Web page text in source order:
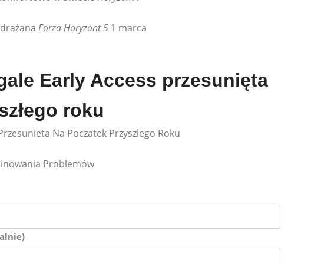
Forza Horyzont 5 1 marca
Early Access przesunięta
roku
Na Poczatek Przyszlego Roku
Problemów